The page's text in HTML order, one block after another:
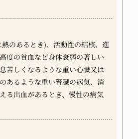
のあるとき)、活動性の結核、進
度の貧血など身体衰弱の著しい
苦しくなるような重い心臓又は
あるような重い腎臓の病気、消
る出血があるとき、慢性の病気